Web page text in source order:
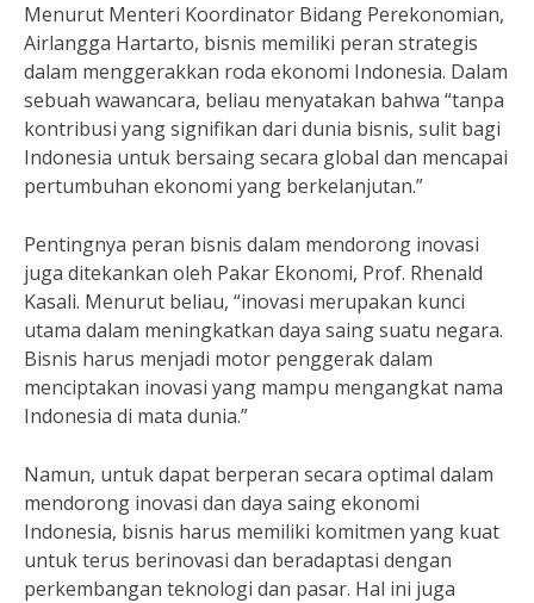
Menurut Menteri Koordinator Bidang Perekonomian,
Airlangga Hartarto, bisnis memiliki peran strategis
dalam menggerakkan roda ekonomi Indonesia. Dalam
sebuah wawancara, beliau menyatakan bahwa “tanpa
kontribusi yang signifikan dari dunia bisnis, sulit bagi
Indonesia untuk bersaing secara global dan mencapai
pertumbuhan ekonomi yang berkelanjutan.”
Pentingnya peran bisnis dalam mendorong inovasi
juga ditekankan oleh Pakar Ekonomi, Prof. Rhenald
Kasali. Menurut beliau, “inovasi merupakan kunci
utama dalam meningkatkan daya saing suatu negara.
Bisnis harus menjadi motor penggerak dalam
menciptakan inovasi yang mampu mengangkat nama
Indonesia di mata dunia.”
Namun, untuk dapat berperan secara optimal dalam
mendorong inovasi dan daya saing ekonomi
Indonesia, bisnis harus memiliki komitmen yang kuat
untuk terus berinovasi dan beradaptasi dengan
perkembangan teknologi dan pasar. Hal ini juga